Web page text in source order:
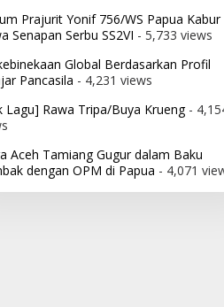
Prajurit Yonif 756/WS Papua Kabur
Senapan Serbu SS2VI - 5,733 views
Global Berdasarkan Profil
Pancasila - 4,231 views
Lagu] Rawa Tripa/Buya Krueng-
Aceh Tamiang Gugur dalam Baku
dengan OPM di Papua - 4,071